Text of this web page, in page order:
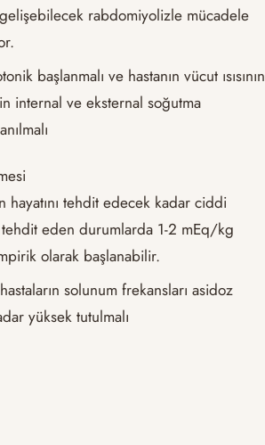
rabdomiyolizle mücadele
başlanmalı ve hastanın vücut ısısının
internal ve eksternal soğutma
hayatını tehdit edecek kadar ciddi
tehdit eden durumlarda 1-2 mEq/kg
olarak başlanabilir.
solunum frekansları asidoz
yüksek tutulmalı